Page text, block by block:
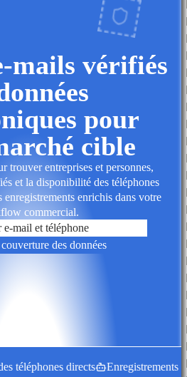
mails vérifiés
pour
cible
trouver entreprises et personnes,
et la disponibilité des téléphones
enrichis dans votre
commercial.
e-mail et téléphone
des données
directs Enregistrements